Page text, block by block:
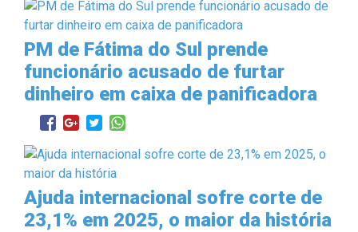
PM de Fátima do Sul prende
funcionário acusado de furtar
dinheiro em caixa de panificadora
Ajuda internacional sofre corte de
23,1% em 2025, o maior da história